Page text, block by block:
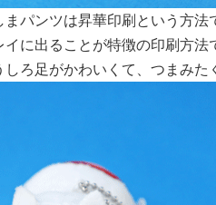
まパンツは昇華印刷という方
イに出ることが特徴の印刷方
しろ足がかわいくて、つまみた